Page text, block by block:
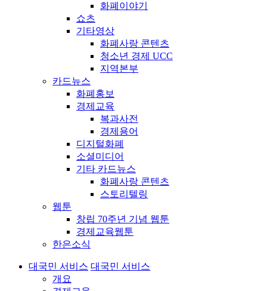
화폐이야기
쇼츠
기타영상
화폐사랑 콘텐츠
청소년 경제 UCC
지역본부
카드뉴스
화폐홍보
경제교육
복과사전
경제용어
디지털화폐
소셜미디어
기타 카드뉴스
화폐사랑 콘텐츠
스토리텔링
웹툰
창립 70주년 기념 웹툰
경제교육웹툰
한은소식
대국민 서비스 대국민 서비스
개요